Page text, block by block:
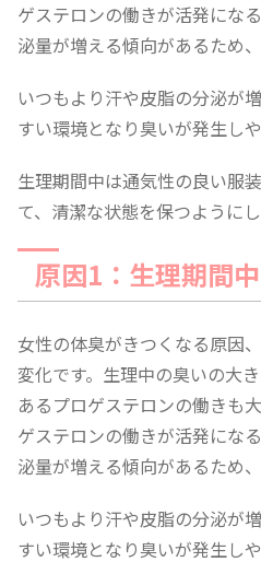
ゲステロンの働きが活発にな
泌量が増える傾向があるため
いつもより汗や皮脂の分泌が
すい環境となり臭いが発生しや
生理期間中は通気性の良い服
て、清潔な状態を保つようにし
原因1：生理期間
女性の体臭がきつくなる原因
変化です。生理中の臭いの大
あるプロゲステロンの働きも
ゲステロンの働きが活発にな
泌量が増える傾向があるため
いつもより汗や皮脂の分泌が
すい環境となり臭いが発生しや